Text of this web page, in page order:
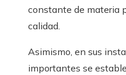
constante de materia
calidad.
Asimismo, en sus
importantes se